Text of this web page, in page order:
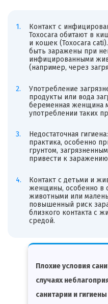
Контакт с
Toxocara обитают в
и кошек (Toxocara
быть заражены при
инфицированными
(например, через
Употребление
продукты или вода
беременная женщина
употреблении таких
Недостаточная
практика, особенно
грунтом,
привести к
Контакт с детьми и
женщины, особенно в
животными или
повышенный риск
близкого контакта с
средой.
Плохие условия
случаях
санитарии и